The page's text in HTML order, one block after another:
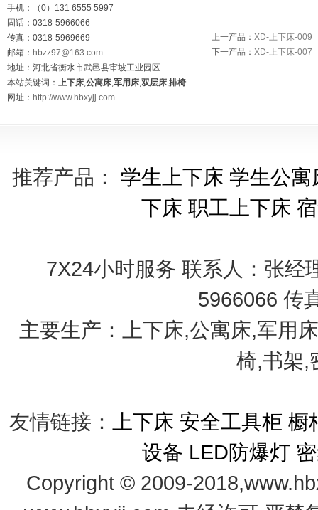
手机：（0）131 6555 5997
固话：0318-5966066
传真：0318-5969669
邮箱： hbzz97@163.com
地址：河北省衡水市武邑县审坡工业园区
本站关键词： 上下床,公寓床,军用床,双层床,排椅
网址： http://www.hbxyjj.com
上一产品 ： XD-上下床-009
下一产品 ： XD-上下床-007
推荐产品： 学生上下床 学生公寓
下床 职工上下床
7X24小时服务 联系人：张经
5966066 传
主要生产：上下床,公寓床,军用
椅,书架,
友情链接： 上下床 安全工具柜 橱
设备 LED防爆灯
Copyright © 2009-